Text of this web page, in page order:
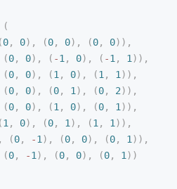
(
0, 0), (0, 0), (0, 0)),
(0, 0), ( -1 , 0), ( -1 , 1 )),
(0, 0), (1 , 0), (1 , 1 )),
(0, 0), (0, 1 ), (0, 2)),
(0, 0), (1 , 0), (0, 1 )),
1 , 0), (0, 1 ), (1 , 1 )),
(0, -1 ), (0, 0), (0, 1 )),
(0, -1 ), (0, 0), (0, 1 ))